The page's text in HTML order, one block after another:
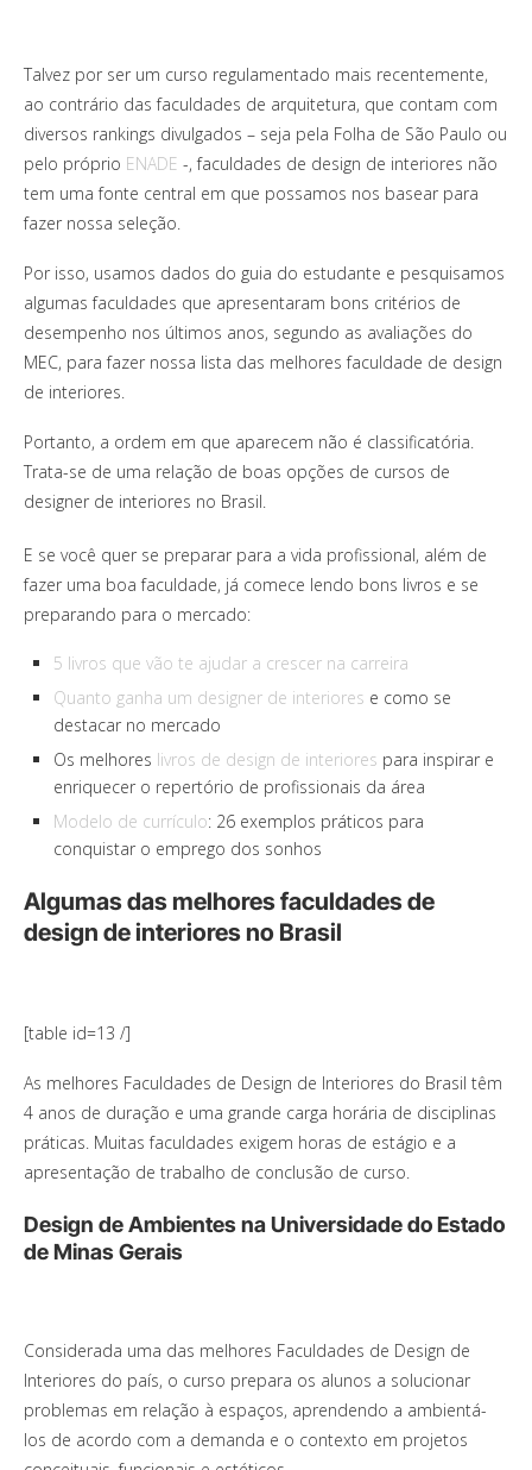
Talvez por ser um curso regulamentado mais recentemente,
ao contrário das faculdades de arquitetura, que contam com
diversos rankings divulgados – seja pela Folha de São Paulo ou
pelo próprio ENADE -, faculdades de design de interiores não
tem uma fonte central em que possamos nos basear para
fazer nossa seleção.
Por isso, usamos dados do guia do estudante e pesquisamos
algumas faculdades que apresentaram bons critérios de
desempenho nos últimos anos, segundo as avaliações do
MEC, para fazer nossa lista das melhores faculdade de design
de interiores.
Portanto, a ordem em que aparecem não é classificatória.
Trata-se de uma relação de boas opções de cursos de
designer de interiores no Brasil.
E se você quer se preparar para a vida profissional, além de
fazer uma boa faculdade, já comece lendo bons livros e se
preparando para o mercado:
5 livros que vão te ajudar a crescer na carreira
Quanto ganha um designer de interiores e como se
destacar no mercado
Os melhores livros de design de interiores para inspirar e
enriquecer o repertório de profissionais da área
Modelo de currículo: 26 exemplos práticos para
conquistar o emprego dos sonhos
Algumas das melhores faculdades de
design de interiores no Brasil
[table id=13 /]
As melhores Faculdades de Design de Interiores do Brasil têm
4 anos de duração e uma grande carga horária de disciplinas
práticas. Muitas faculdades exigem horas de estágio e a
apresentação de trabalho de conclusão de curso.
Design de Ambientes na Universidade do Estado
de Minas Gerais
Considerada uma das melhores Faculdades de Design de
Interiores do país, o curso prepara os alunos a solucionar
problemas em relação à espaços, aprendendo a ambientá-
los de acordo com a demanda e o contexto em projetos